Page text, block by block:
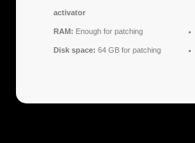
activator
RAM: Enough for patching
Disk space: 64 GB for patching